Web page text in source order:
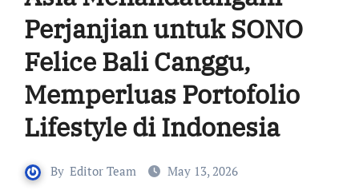
Perjanjian untuk SONO
Felice Bali Canggu,
Memperluas Portofolio
Lifestyle di Indonesia
By Editor Team May 13, 2026